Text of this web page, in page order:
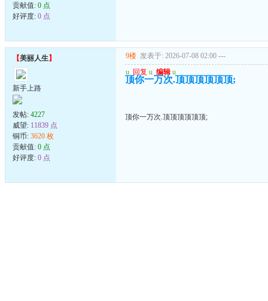
贡献值: 0 点
好评度: 0 点
【美丽人生】
新手上路
发帖: 4227
威望: 11839 点
铜币: 3620 枚
贡献值: 0 点
好评度: 0 点
9楼 发表于: 2026-07-08 02:00 ---
u 回复 u 编辑 u
顶你一万次.顶顶顶顶顶顶;
顶你一万次.顶顶顶顶顶顶;